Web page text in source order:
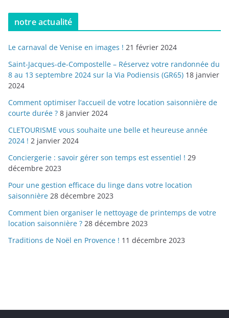
notre actualité
Le carnaval de Venise en images ! 21 février 2024
Saint-Jacques-de-Compostelle – Réservez votre randonnée du
8 au 13 septembre 2024 sur la Via Podiensis (GR65) 18 janvier
2024
Comment optimiser l’accueil de votre location saisonnière de
courte durée ? 8 janvier 2024
CLETOURISME vous souhaite une belle et heureuse année
2024 ! 2 janvier 2024
Conciergerie : savoir gérer son temps est essentiel ! 29
décembre 2023
Pour une gestion efficace du linge dans votre location
saisonnière 28 décembre 2023
Comment bien organiser le nettoyage de printemps de votre
location saisonnière ? 28 décembre 2023
Traditions de Noël en Provence ! 11 décembre 2023